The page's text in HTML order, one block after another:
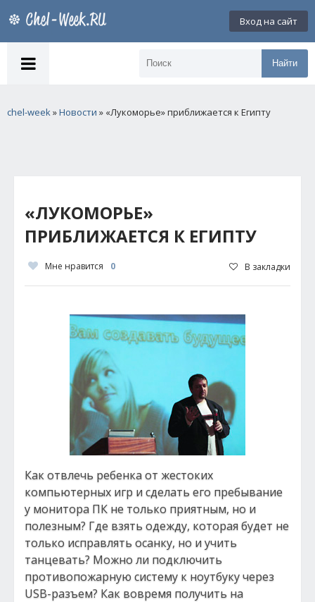
Вход на сайт
Найти
chel-week»Новости » «Лукоморье» приближается к Египту
«ЛУКОМОРЬЕ»
ПРИБЛИЖАЕТСЯ К ЕГИПТУ
Мне нравится 0 В закладки
Как отвлечь ребенка от жестоких
компьютерных игр и сделать его пребывание
у монитора ПК не только приятным, но и
полезным? Где взять одежду, которая будет не
только исправлять осанку, но и учить
танцевать? Можно ли подключить
противопожарную систему к ноутбуку через
USB-разъем? Как вовремя получить на